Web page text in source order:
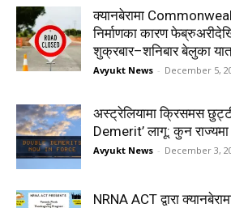
क्यानबेरामा
निर्माणका कारण
शुक्रबार–शनिबार बेलुका
Avyukt News - December 5,
अस्ट्रेलियामा क्रिसमस
Demerit’ लागू: कुन
Avyukt News - December 3,
NRNA ACT द्वारा